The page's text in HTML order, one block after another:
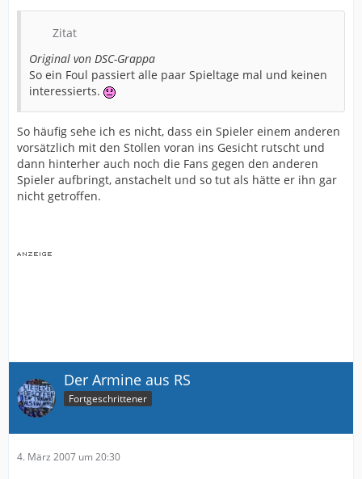
Zitat
Original von DSC-Grappa
So ein Foul passiert alle paar Spieltage mal und keinen
interessierts.
So häufig sehe ich es nicht, dass ein Spieler einem anderen
vorsätzlich mit den Stollen voran ins Gesicht rutscht und
dann hinterher auch noch die Fans gegen den anderen
Spieler aufbringt, anstachelt und so tut als hätte er ihn gar
nicht getroffen.
Der Armine aus RS
Fortgeschrittener
4. März 2007 um 20:30